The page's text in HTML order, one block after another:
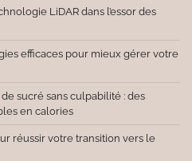
LiDAR dans l’essor des
efficaces pour mieux gérer votre
sucré sans culpabilité : des
en calories
réussir votre transition vers le